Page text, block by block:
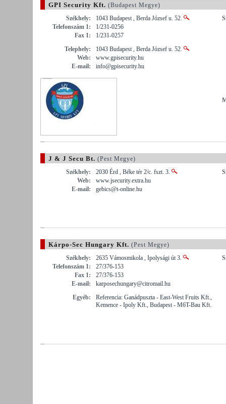
GPI Security Kft. (Budapest Megye)
Székhely:
1043 Budapest , Berda József u. 52.
Telefonszám 1:
1/231-0256
Fax 1:
1/231-0257
Telephely:
1043 Budapest , Berda József u. 52.
Web:
www.gpisecurity.hu
E-mail:
info@gpisecurity.hu
J & J Secu Bt. (Pest Megye)
Székhely:
2030 Érd , Béke tér 2/c. fszt. 3.
Web:
www.jsecurity.extra.hu
E-mail:
gebics@t-online.hu
Kárpo-Sec Hungary Kft. (Pest Megye)
Székhely:
2635 Vámosmikola , Ipolysági út 3.
Telefonszám 1:
27/376-153
Fax 1:
27/376-153
E-mail:
karposechungary@citromail.hu
Egyéb:
Referencia: Ganádpuszta - East-West Fruits Kft.,
Kemence - Ipoly Kft., Budapest - M6T-Bau Kft.